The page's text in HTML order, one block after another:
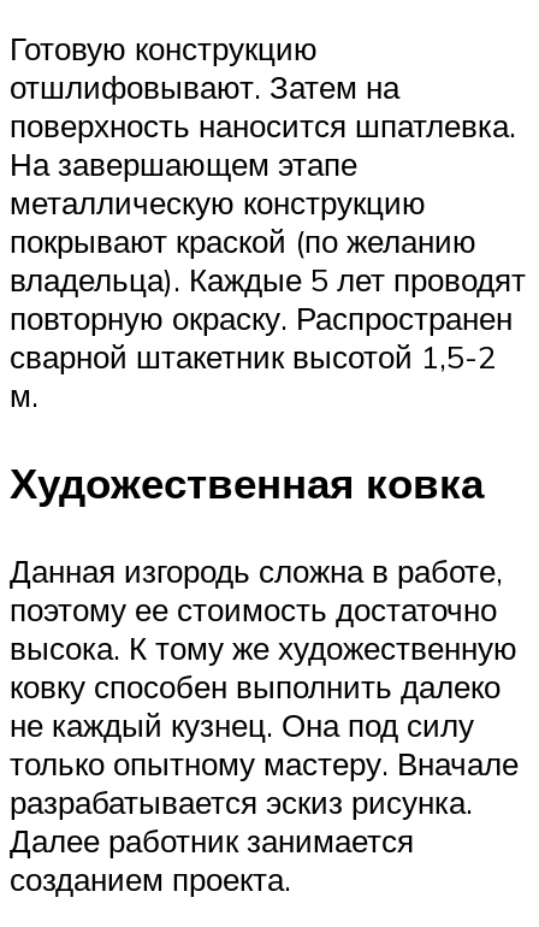
Готовую конструкцию
отшлифовывают. Затем на
поверхность наносится шпатлевка.
На завершающем этапе
металлическую конструкцию
покрывают краской (по желанию
владельца). Каждые 5 лет проводят
повторную окраску. Распространен
сварной штакетник высотой 1,5-2
м.
Художественная ковка
Данная изгородь сложна в работе,
поэтому ее стоимость достаточно
высока. К тому же художественную
ковку способен выполнить далеко
не каждый кузнец. Она под силу
только опытному мастеру. Вначале
разрабатывается эскиз рисунка.
Далее работник занимается
созданием проекта.